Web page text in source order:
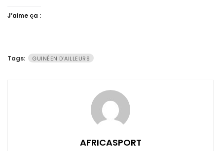
J’aime ça :
Tags: GUINÉEN D'AILLEURS
AFRICASPORT